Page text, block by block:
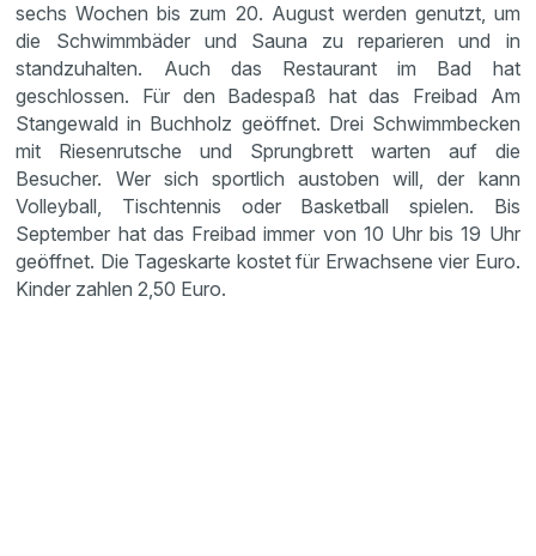
sechs Wochen bis zum 20. August werden genutzt, um
die Schwimmbäder und Sauna zu reparieren und in
standzuhalten. Auch das Restaurant im Bad hat
geschlossen. Für den Badespaß hat das Freibad Am
Stangewald in Buchholz geöffnet. Drei Schwimmbecken
mit Riesenrutsche und Sprungbrett warten auf die
Besucher. Wer sich sportlich austoben will, der kann
Volleyball, Tischtennis oder Basketball spielen. Bis
September hat das Freibad immer von 10 Uhr bis 19 Uhr
geöffnet. Die Tageskarte kostet für Erwachsene vier Euro.
Kinder zahlen 2,50 Euro.